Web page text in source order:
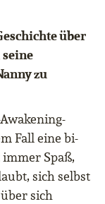
über
zu
Fall eine bi-
immer Spaß,
sich selbst
sich